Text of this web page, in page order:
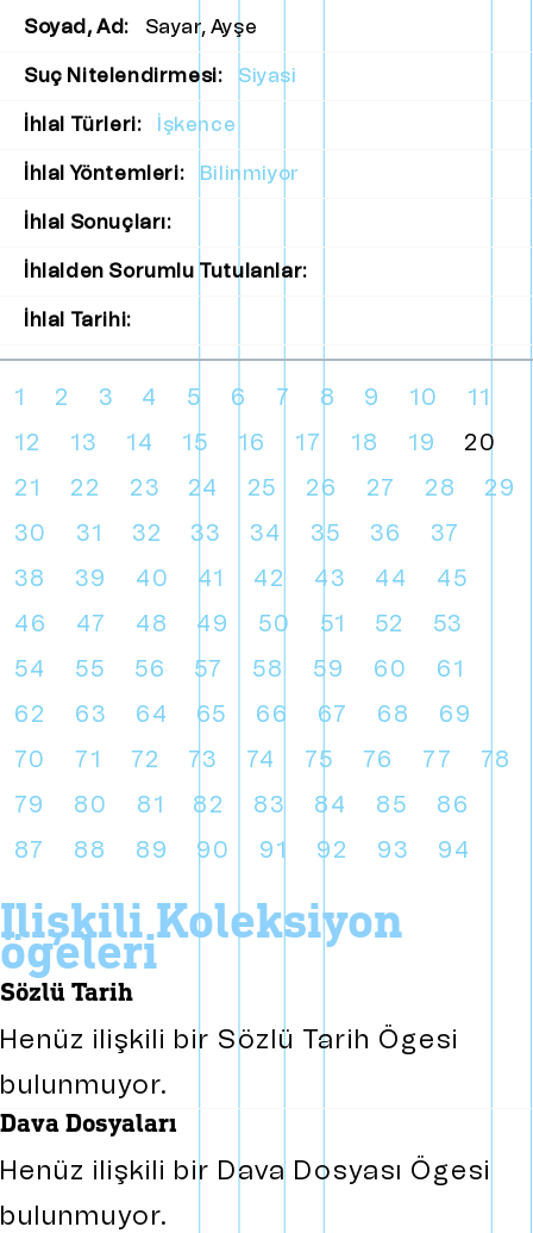
Soyad, Ad: Sayar, Ayşe
Suç Nitelendirmesi: Siyasi
İhlal Türleri: İşkence
İhlal Yöntemleri: Bilinmiyor
İhlal Sonuçları:
İhlalden Sorumlu Tutulanlar:
İhlal Tarihi:
1 2 3 4 5 6 7 8 9 10
11
12
13 14 15 16 17 18 19
20
21
22 23 24 25 26 27 28
29
30
31 32 33 34 35 36
37
38
39 40 41 42 43 44
45
46
47 48 49 50 51 52
53
54
55 56 57 58 59 60
61
62
63 64 65 66 67 68
69
70
71 72 73 74 75 76 77
78
79
80 81 82 83 84 85
86
87
88 89 90 91 92 93 94
i̇lişkili koleksiyon
ögeleri
sözlü tarih
Henüz ilişkili bir Sözlü Tarih Ögesi
bulunmuyor.
dava dosyaları
Henüz ilişkili bir Dava Dosyası Ögesi
bulunmuyor.